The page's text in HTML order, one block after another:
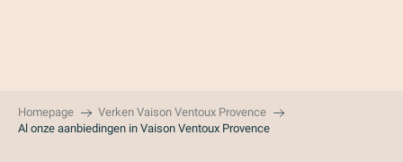
Homepage
Verken Vaison Ventoux Provence
Al onze aanbiedingen in Vaison Ventoux Provence